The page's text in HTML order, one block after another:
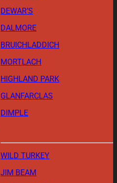
DEWAR’S
DALMORE
BRUICHLADDICH
MORTLACH
HIGHLAND PARK
GLANFARCLAS
DIMPLE
WILD TURKEY
JIM BEAM